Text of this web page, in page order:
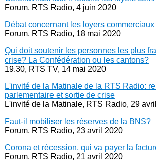
Forum, RTS Radio, 4 juin 2020
Débat concernant les loyers commerciaux
Forum, RTS Radio, 18 mai 2020
Qui doit soutenir les personnes les plus
crise? La Confédération ou les cantons?
19.30, RTS TV, 14 mai 2020
L'invité de la Matinale de la RTS Radio:
parlementaire et sortie de crise
L'invité de la Matinale, RTS Radio, 29
Faut-il mobiliser les réserves de la BNS?
Forum, RTS Radio, 23 avril 2020
Corona et récession, qui va payer la
Forum, RTS Radio, 21 avril 2020